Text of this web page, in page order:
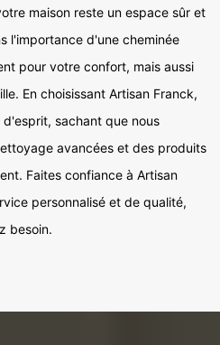
maison reste un espace sûr et
l'importance d'une cheminée
pour votre confort, mais aussi
En choisissant Artisan Franck,
sachant que nous
avancées et des produits
Faites confiance à Artisan
personnalisé et de qualité,
besoin.